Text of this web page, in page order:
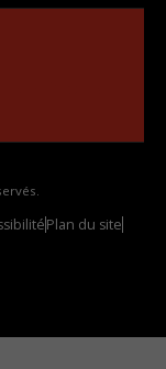
Plan du site